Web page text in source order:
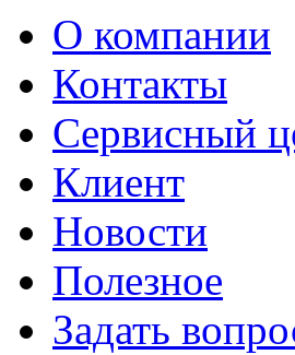
О компании
Контакты
Сервисный
Клиент
Новости
Полезное
Задать